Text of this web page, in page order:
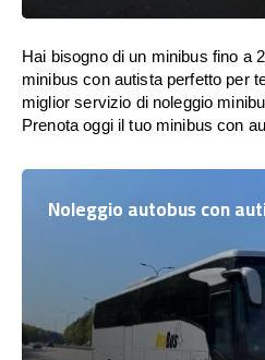
Hai bisogno di un minibus fino a
minibus con autista perfetto per
miglior servizio di noleggio
Prenota oggi il tuo minibus con
Noleggio autobus con